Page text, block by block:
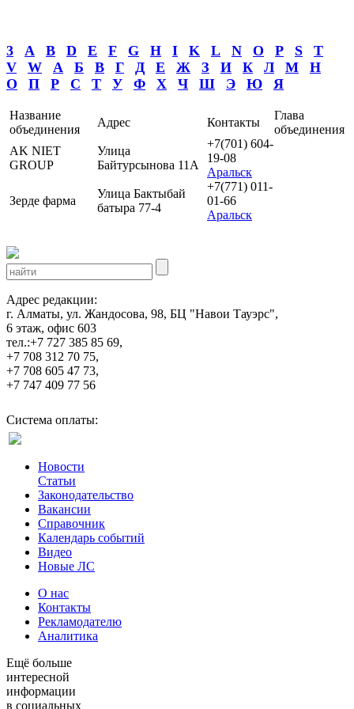
3 A B D E F G H I K L N O P S
T
V
W А Б В Г Д Е Ж З И К Л М
Н
О
П Р С Т У Ф Х Ч Ш Э Ю Я
Название
объединения
Адрес Контакты
Глава
объединения
AK NIET
GROUP
Улица
Байтурсынова 11А
+7(701) 604-
19-08
Аральск
Зерде фарма
Улица Бактыбай
батыра 77-4
+7(771) 011-
01-66
Аральск
Адрес редакции:
г. Алматы, ул. Жандосова, 98, БЦ "Навои Тауэрс",
6 этаж, офис 603
тел.:+7 727 385 85 69,
+7 708 312 70 75,
+7 708 605 47 73,
+7 747 409 77 56
Система оплаты:
Новости
Статьи
Законодательство
Вакансии
Справочник
Календарь событий
Видео
Новые ЛС
О нас
Контакты
Рекламодателю
Аналитика
Ещё больше
интересной
информации
в социальных